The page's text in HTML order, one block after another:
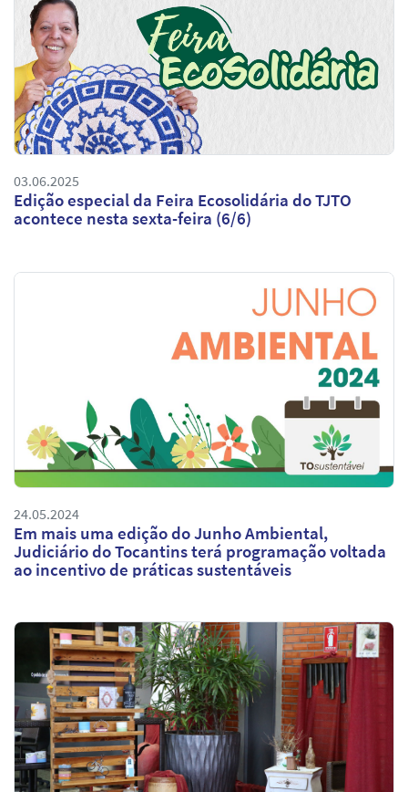
03.06.2025
Edição especial da Feira Ecosolidária do TJTO
acontece nesta sexta-feira (6/6)
24.05.2024
Em mais uma edição do Junho Ambiental,
Judiciário do Tocantins terá programação voltada
ao incentivo de práticas sustentáveis